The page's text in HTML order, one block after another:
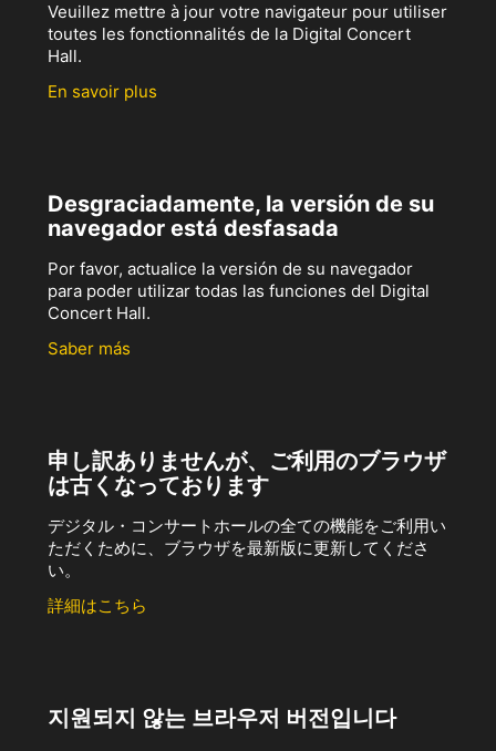
Veuillez mettre à jour votre navigateur pour utiliser
toutes les fonctionnalités de la Digital Concert
Hall.
En savoir plus
Desgraciadamente, la versión de su
navegador está desfasada
Por favor, actualice la versión de su navegador
para poder utilizar todas las funciones del Digital
Concert Hall.
Saber más
申し訳ありませんが、ご利用のブラウザ
は古くなっております
デジタル・コンサートホールの全ての機能をご利用い
ただくために、ブラウザを最新版に更新してくださ
い。
詳細はこちら
지원되지 않는 브라우저 버전입니다